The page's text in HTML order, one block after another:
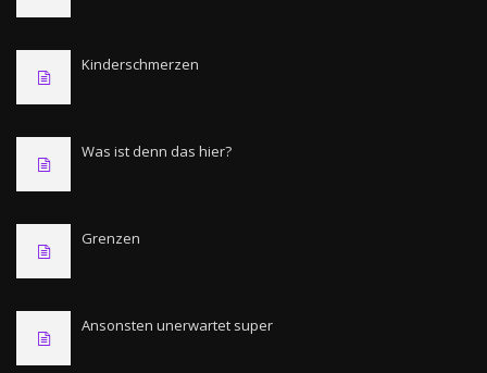
Kinderschmerzen
Was ist denn das hier?
Grenzen
Ansonsten unerwartet super